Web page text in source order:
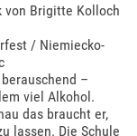
von Brigitte Kolloch
/ Niemiecko-
–
viel Alkohol.
das braucht er,
lassen. Die Schule